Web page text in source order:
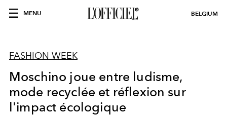
MENU BELGIUM
FASHION WEEK
Moschino joue entre ludisme,
mode recyclée et réflexion sur
l'impact écologique